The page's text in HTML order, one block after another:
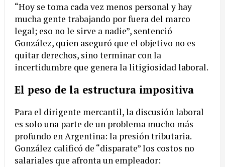
“Hoy se toma cada vez menos personal y hay
mucha gente trabajando por fuera del marco
legal; eso no le sirve a nadie”, sentenció
González, quien aseguró que el objetivo no es
quitar derechos, sino terminar con la
incertidumbre que genera la litigiosidad laboral.
El peso de la estructura impositiva
Para el dirigente mercantil, la discusión laboral
es solo una parte de un problema mucho más
profundo en Argentina: la presión tributaria.
González calificó de “disparate” los costos no
salariales que afronta un empleador: